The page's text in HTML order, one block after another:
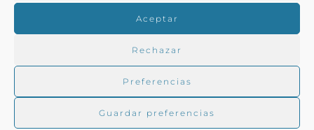
Aceptar
Rechazar
Preferencias
Guardar preferencias
Ver más libros de estas materias:
Economía y Comercio